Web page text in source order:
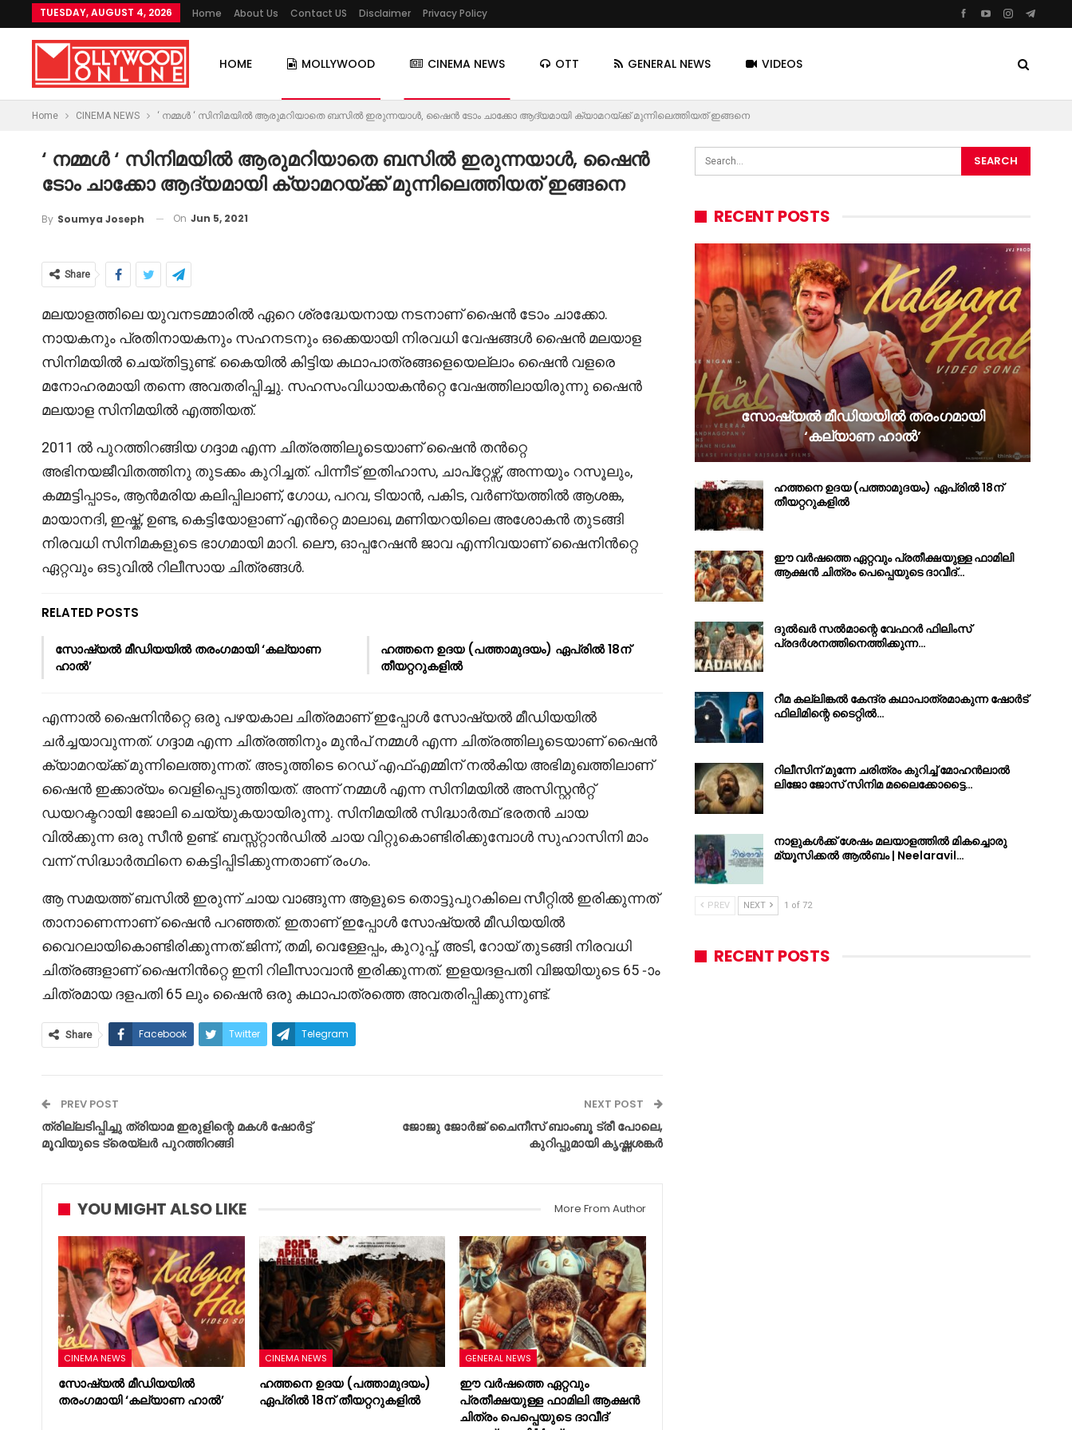
TUESDAY, AUGUST 4, 2026 Home About Us Contact US Disclaimer Privacy Policy
HOME MOLLYWOOD CINEMA NEWS OTT GENERAL NEWS VIDEOS
Home CINEMA NEWS ‘ നമ്മൾ ‘ സിനിമയിൽ ആരുമറിയാതെ ബസിൽ ഇരുന്നയാൾ, ഷൈൻ ടോം ചാക്കോ ആദ്യമായി ക്യാമറയ്ക്ക് മുന്നിലെത്തിയത് ഇങ്ങനെ
‘ നമ്മൾ ‘ സിനിമയിൽ ആരുമറിയാതെ ബസിൽ ഇരുന്നയാൾ, ഷൈൻ
ടോം ചാക്കോ ആദ്യമായി ക്യാമറയ്ക്ക് മുന്നിലെത്തിയത് ഇങ്ങനെ
By Soumya Joseph On Jun 5, 2021
Share
മലയാളത്തിലെ യുവനടമ്മാരിൽ ഏറെ ശ്രദ്ധേയനായ നടനാണ് ഷൈൻ ടോം ചാക്കോ.
നായകനും പ്രതിനായകനും സഹനടനും ഒക്കെയായി നിരവധി വേഷങ്ങൾ ഷൈൻ മലയാള
സിനിമയിൽ ചെയ്തിട്ടുണ്ട്. കൈയിൽ കിട്ടിയ കഥാപാത്രങ്ങളെയെല്ലാം ഷൈൻ വളരെ
മനോഹരമായി തന്നെ അവതരിപ്പിച്ചു. സഹസംവിധായകൻറ്റെ വേഷത്തിലായിരുന്നു ഷൈൻ
മലയാള സിനിമയിൽ എത്തിയത്.
2011 ൽ പുറത്തിറങ്ങിയ ഗദ്ദാമ എന്ന ചിത്രത്തിലൂടെയാണ് ഷൈൻ തൻറ്റെ
അഭിനയജീവിതത്തിനു തുടക്കം കുറിച്ചത്. പിന്നീട് ഇതിഹാസ, ചാപ്റ്റേഴ്സ്, അന്നയും റസൂലും,
കമ്മട്ടിപ്പാടം, ആൻമരിയ കലിപ്പിലാണ്, ഗോധ, പറവ, ടിയാൻ, പകിട, വർണ്യത്തിൽ ആശങ്ക,
മായാനദി, ഇഷ്ക്, ഉണ്ട, കെട്ടിയോളാണ് എൻറ്റെ മാലാഖ, മണിയറയിലെ അശോകൻ തുടങ്ങി
നിരവധി സിനിമകളുടെ ഭാഗമായി മാറി. ലൌ, ഓപ്പറേഷൻ ജാവ എന്നിവയാണ് ഷൈനിൻറ്റെ
ഏറ്റവും ഒടുവിൽ റിലീസായ ചിത്രങ്ങൾ.
RELATED POSTS
സോഷ്യൽ മീഡിയയിൽ തരംഗമായി ‘കല്യാണ
ഹാൽ’
ഹത്തനെ ഉദയ (പത്താമുദയം) ഏപ്രിൽ 18ന്
തീയറ്ററുകളിൽ
എന്നാൽ ഷൈനിൻറ്റെ ഒരു പഴയകാല ചിത്രമാണ് ഇപ്പോൾ സോഷ്യൽ മീഡിയയിൽ
ചർച്ചയാവുന്നത്. ഗദ്ദാമ എന്ന ചിത്രത്തിനും മുൻപ് നമ്മൾ എന്ന ചിത്രത്തിലൂടെയാണ് ഷൈൻ
ക്യാമറയ്ക്ക് മുന്നിലെത്തുന്നത്. അടുത്തിടെ റെഡ് എഫ്എമ്മിന് നൽകിയ അഭിമുഖത്തിലാണ്
ഷൈൻ ഇക്കാര്യം വെളിപ്പെടുത്തിയത്. അന്ന് നമ്മൾ എന്ന സിനിമയിൽ അസിസ്റ്റൻറ്റ്
ഡയറക്ടറായി ജോലി ചെയ്യുകയായിരുന്നു. സിനിമയിൽ സിദ്ധാർത്ഥ് ഭരതൻ ചായ
വിൽക്കുന്ന ഒരു സീൻ ഉണ്ട്. ബസ്സ്റ്റാൻഡിൽ ചായ വിറ്റുകൊണ്ടിരിക്കുമ്പോൾ സുഹാസിനി മാം
വന്ന് സിദ്ധാർത്ഥിനെ കെട്ടിപ്പിടിക്കുന്നതാണ് രംഗം.
ആ സമയത്ത് ബസിൽ ഇരുന്ന് ചായ വാങ്ങുന്ന ആളുടെ തൊട്ടുപുറകിലെ സീറ്റിൽ ഇരിക്കുന്നത്
താനാണെന്നാണ് ഷൈൻ പറഞ്ഞത്. ഇതാണ് ഇപ്പോൾ സോഷ്യൽ മീഡിയയിൽ
വൈറലായികൊണ്ടിരിക്കുന്നത്.ജിന്ന്, തമി, വെള്ളേപ്പം, കുറുപ്പ്, അടി, റോയ് തുടങ്ങി നിരവധി
ചിത്രങ്ങളാണ് ഷൈനിൻറ്റെ ഇനി റിലീസാവാൻ ഇരിക്കുന്നത്. ഇളയദളപതി വിജയിയുടെ 65 -ാം
ചിത്രമായ ദളപതി 65 ലും ഷൈൻ ഒരു കഥാപാത്രത്തെ അവതരിപ്പിക്കുന്നുണ്ട്.
Share Facebook Twitter Telegram
PREV POST
ത്രില്ലടിപ്പിച്ചു ത്രിയാമ ഇരുളിന്റെ മകൾ ഷോർട്ട്
മൂവിയുടെ ട്രെയ്‌ലർ പുറത്തിറങ്ങി
NEXT POST
ജോജു ജോർജ് ചൈനീസ് ബാംബൂ ട്രീ പോലെ,
കുറിപ്പുമായി കൃഷ്ണശങ്കർ
YOU MIGHT ALSO LIKE More From Author
CINEMA NEWS
സോഷ്യൽ മീഡിയയിൽ
തരംഗമായി ‘കല്യാണ ഹാൽ’
CINEMA NEWS
ഹത്തനെ ഉദയ (പത്താമുദയം)
ഏപ്രിൽ 18ന് തീയറ്ററുകളിൽ
GENERAL NEWS
ഈ വർഷത്തെ ഏറ്റവും
പ്രതീക്ഷയുള്ള ഫാമിലി ആക്ഷൻ
ചിത്രം പെപ്പെയുടെ ദാവീദ്
RECENT POSTS
സോഷ്യൽ മീഡിയയിൽ തരംഗമായി
‘കല്യാണ ഹാൽ’
ഹത്തനെ ഉദയ (പത്താമുദയം) ഏപ്രിൽ 18ന്
തീയറ്ററുകളിൽ
ഈ വർഷത്തെ ഏറ്റവും പ്രതീക്ഷയുള്ള ഫാമിലി
ആക്ഷൻ ചിത്രം പെപ്പെയുടെ ദാവീദ്…
ദുൽഖർ സൽമാന്റെ വേഫറർ ഫിലിംസ്
പ്രദർശനത്തിനെത്തിക്കുന്ന…
റീമ കല്ലിങ്കൽ കേന്ദ്ര കഥാപാത്രമാകുന്ന ഷോർട്
ഫിലിമിന്റെ ടൈറ്റിൽ…
റിലീസിന് മുന്നേ ചരിത്രം കുറിച്ച് മോഹൻലാൽ
ലിജോ ജോസ് സിനിമ മലൈക്കോട്ടൈ…
നാളുകൾക്ക് ശേഷം മലയാളത്തിൽ മികച്ചൊരു
മ്യൂസിക്കൽ ആൽബം | Neelaravil…
PREV NEXT 1 of 72
RECENT POSTS